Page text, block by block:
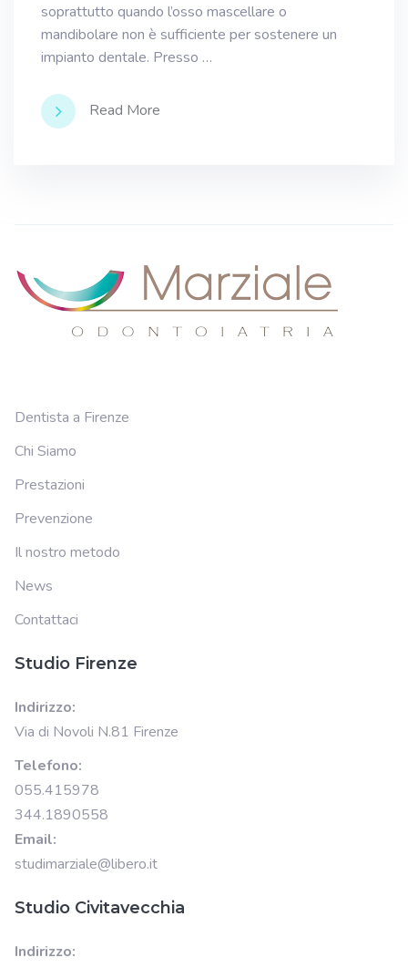
soprattutto quando l’osso mascellare o
mandibolare non è sufficiente per sostenere un
impianto dentale. Presso …
Read More
Dentista a Firenze
Chi Siamo
Prestazioni
Prevenzione
Il nostro metodo
News
Contattaci
Studio Firenze
Indirizzo:
Via di Novoli N.81 Firenze
Telefono:
055.415978
344.1890558
Email:
studimarziale@libero.it
Studio Civitavecchia
Indirizzo: